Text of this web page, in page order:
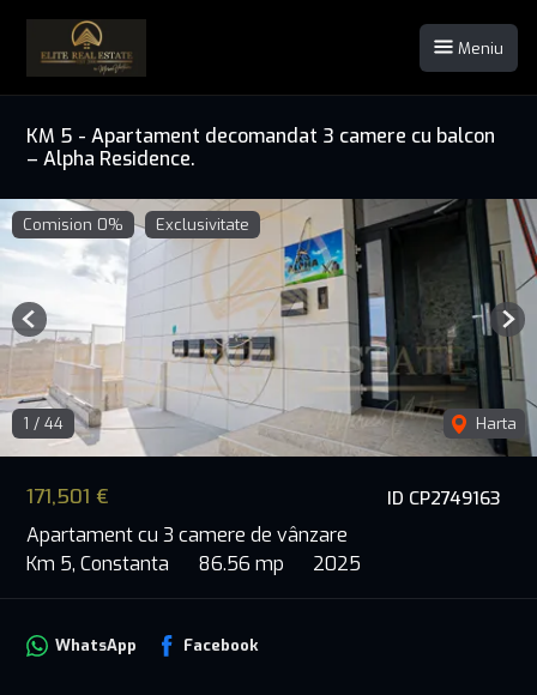
Meniu
KM 5 - Apartament decomandat 3 camere cu balcon
– Alpha Residence.
ID CP2749163
171,501 €
Apartament cu 3 camere de vânzare
Km 5, Constanta
86.56 mp 2025
Comision 0% Exclusivitate
1 / 44 Harta
Previous
WhatsApp Facebook